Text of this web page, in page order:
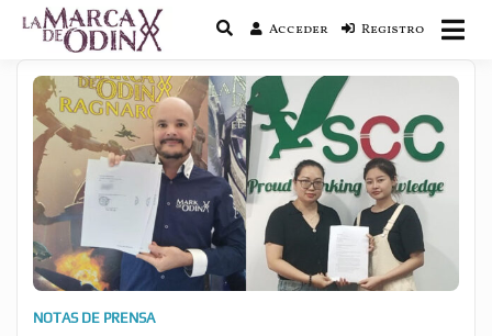
La Marca de Odín
La saga literaria transmedia que fusiona
actualidad con mitología nórdica y
ciencia ficción
Acceder Registro
NOTAS DE PRENSA